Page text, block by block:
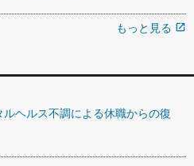
もっと見る open_in_new
ヘルス不調による休職からの復